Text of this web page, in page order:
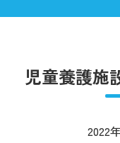
児童養護施
2022